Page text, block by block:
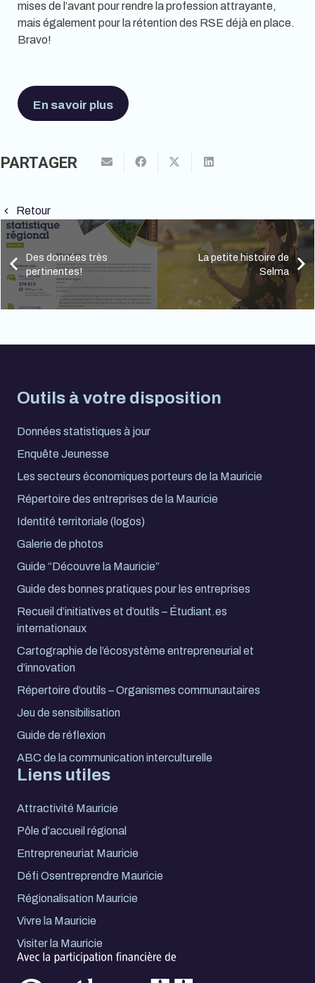
mises de l’avant pour rendre la profession attrayante,
mais également pour la rétention des RSE déjà en place.
Bravo!
En savoir plus
PARTAGER
keyboard_arrow_left Retour
Des données très
pertinentes!
La petite histoire de
Selma
Outils à votre disposition
Données statistiques à jour
Enquête Jeunesse
Les secteurs économiques porteurs de la Mauricie
Répertoire des entreprises de la Mauricie
Identité territoriale (logos)
Galerie de photos
Guide “Découvre la Mauricie”
Guide des bonnes pratiques pour les entreprises
Recueil d’initiatives et d’outils – Étudiant.es
internationaux
Cartographie de l’écosystème entrepreneurial et
d’innovation
Répertoire d’outils – Organismes communautaires
Jeu de sensibilisation
Guide de réflexion
ABC de la communication interculturelle
Liens utiles
Attractivité Mauricie
Pôle d’accueil régional
Entrepreneuriat Mauricie
Défi Osentreprendre Mauricie
Régionalisation Mauricie
Vivre la Mauricie
Visiter la Mauricie